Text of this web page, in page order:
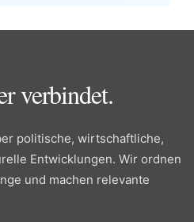
verbindet.
politische, wirtschaftliche,
Entwicklungen. Wir ordnen
und machen relevante